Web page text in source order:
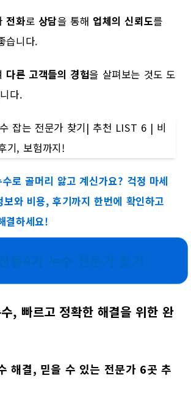
전화로 상담을 통해 업체의 신뢰도를
습니다.
다른 고객들의 경험을 살펴보는 것도 도
다.
로 골머리 앓고 계신가요? 걱정 마세
와 비용, 후기까지 한번에 확인하고
결하세요!
, 빠르고 정확한 해결을 위한 완
해결, 믿을 수 있는 전문가 6곳 추